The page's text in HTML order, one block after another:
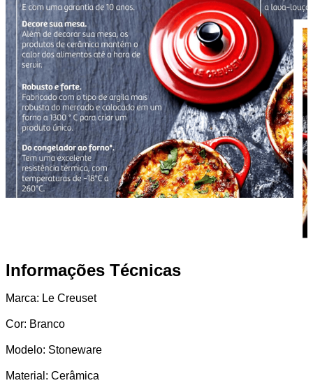
Informações Técnicas
Marca: Le Creuset
Cor: Branco
Modelo: Stoneware
Material: Cerâmica